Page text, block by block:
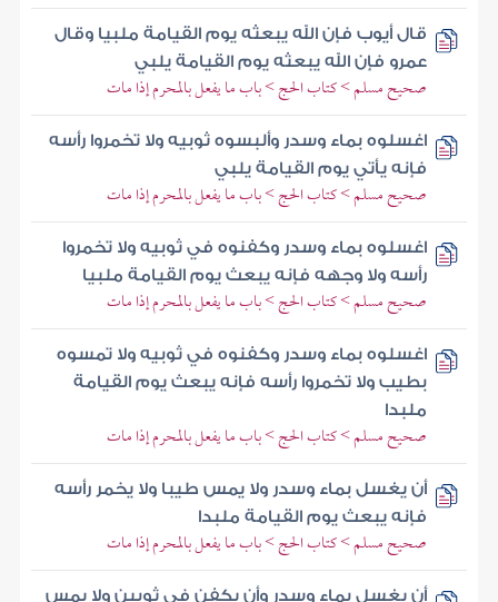
قال أيوب فإن الله يبعثه يوم القيامة ملبيا وقال
عمرو فإن الله يبعثه يوم القيامة يلبي
صحيح مسلم > كتاب الحج > باب ما يفعل بالمحرم إذا مات
اغسلوه بماء وسدر وألبسوه ثوبيه ولا تخمروا رأسه
فإنه يأتي يوم القيامة يلبي
صحيح مسلم > كتاب الحج > باب ما يفعل بالمحرم إذا مات
اغسلوه بماء وسدر وكفنوه في ثوبيه ولا تخمروا
رأسه ولا وجهه فإنه يبعث يوم القيامة ملبيا
صحيح مسلم > كتاب الحج > باب ما يفعل بالمحرم إذا مات
اغسلوه بماء وسدر وكفنوه في ثوبيه ولا تمسوه
بطيب ولا تخمروا رأسه فإنه يبعث يوم القيامة
ملبدا
صحيح مسلم > كتاب الحج > باب ما يفعل بالمحرم إذا مات
أن يغسل بماء وسدر ولا يمس طيبا ولا يخمر رأسه
فإنه يبعث يوم القيامة ملبدا
صحيح مسلم > كتاب الحج > باب ما يفعل بالمحرم إذا مات
أن يغسل بماء وسدر وأن يكفن في ثوبين ولا يمس